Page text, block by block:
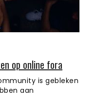
op online fora
is gebleken
aan